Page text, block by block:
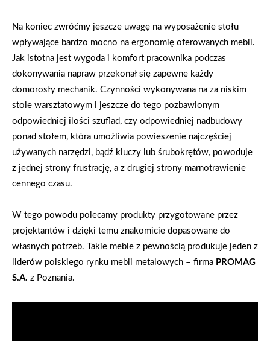
Na koniec zwróćmy jeszcze uwagę na wyposażenie stołu
wpływające bardzo mocno na ergonomię oferowanych mebli.
Jak istotna jest wygoda i komfort pracownika podczas
dokonywania napraw przekonał się zapewne każdy
domorosły mechanik. Czynności wykonywana na za niskim
stole warsztatowym i jeszcze do tego pozbawionym
odpowiedniej ilości szuflad, czy odpowiedniej nadbudowy
ponad stołem, która umożliwia powieszenie najczęściej
używanych narzędzi, bądź kluczy lub śrubokrętów, powoduje
z jednej strony frustrację, a z drugiej strony marnotrawienie
cennego czasu.
W tego powodu polecamy produkty przygotowane przez
projektantów i dzięki temu znakomicie dopasowane do
własnych potrzeb. Takie meble z pewnością produkuje jeden z
liderów polskiego rynku mebli metalowych – firma PROMAG
S.A. z Poznania.